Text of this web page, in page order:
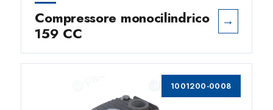
Compressore monocilindrico
159 CC
→
1001200-0008